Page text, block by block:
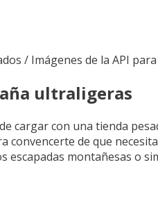
/ Imágenes de la API
ultraligeras
cargar con una tienda
convencerte de que
escapadas montañesas o